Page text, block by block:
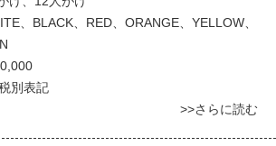
、BLACK、RED、ORANGE、YELLOW、
別表記
>>さらに読む